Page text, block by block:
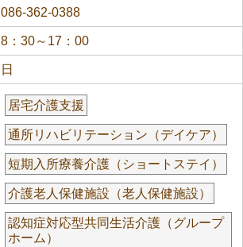
086-362-0388
8：30～17：00
日
居宅介護支援
通所リハビリテーション（デイケア）
短期入所療養介護（ショートステイ）
介護老人保健施設（老人保健施設）
認知症対応型共同生活介護（グループ
ホーム）